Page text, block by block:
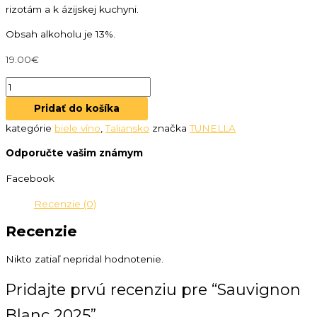
rizotám a k ázijskej kuchyni.
Obsah alkoholu je 13%.
19.00€
Pridať do košíka
kategórie biele víno ,Taliansko značka TUNELLA
Odporučte vašim známym
Facebook
Recenzie (0)
Recenzie
Nikto zatiaľ nepridal hodnotenie.
Pridajte prvú recenziu pre “Sauvignon